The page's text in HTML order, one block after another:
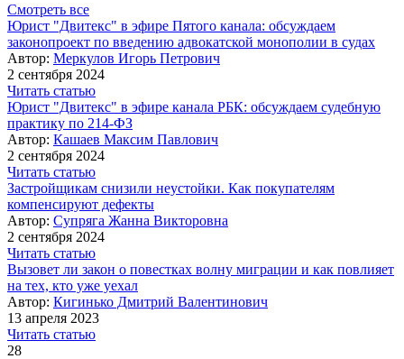
Смотреть все
Юрист "Двитекс" в эфире Пятого канала: обсуждаем
законопроект по введению адвокатской монополии в судах
Автор: Меркулов Игорь Петрович
2 сентября 2024
Читать статью
Юрист "Двитекс" в эфире канала РБК: обсуждаем судебную
практику по 214-ФЗ
Автор: Кашаев Максим Павлович
2 сентября 2024
Читать статью
Застройщикам снизили неустойки. Как покупателям
компенсируют дефекты
Автор: Супряга Жанна Викторовна
2 сентября 2024
Читать статью
Вызовет ли закон о повестках волну миграции и как повлияет
на тех, кто уже уехал
Автор: Кигинько Дмитрий Валентинович
13 апреля 2023
Читать статью
28